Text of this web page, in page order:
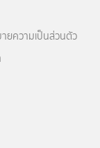
ายความเป็นส่วนตัว